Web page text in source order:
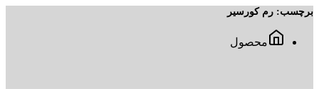
برچسب: رم کورسیر
محصول